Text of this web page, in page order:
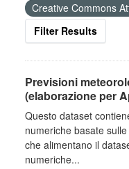
Creative Commons
Filter Results
Previsioni
(elaborazione per
Questo dataset
numeriche basate
che alimentano il
numeriche...